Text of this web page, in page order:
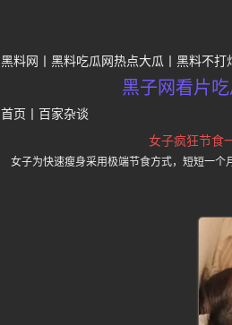
黑料网 黑料吃瓜网热点大瓜 黑料不打
黑子网看片
首页 百家杂谈
女子疯狂节食
女子为快速瘦身采用极端节食方式，短短一